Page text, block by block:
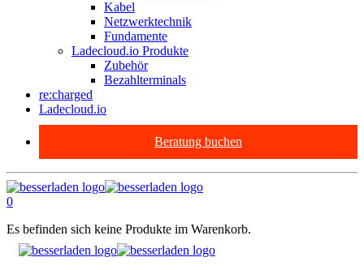
Kabel
Netzwerktechnik
Fundamente
Ladecloud.io Produkte
Zubehör
Bezahlterminals
re:charged
Ladecloud.io
Beratung buchen
0
Es befinden sich keine Produkte im Warenkorb.